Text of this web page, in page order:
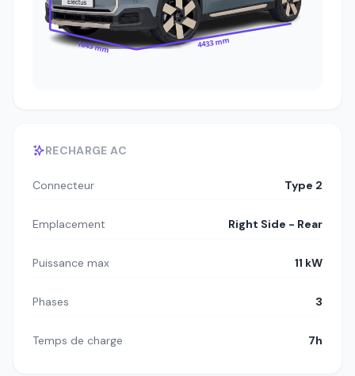
1843 mm 4433 mm
RECHARGE AC
Connecteur Type 2
Emplacement Right Side - Rear
Puissance max 11 kW
Phases 3
Temps de charge 7h